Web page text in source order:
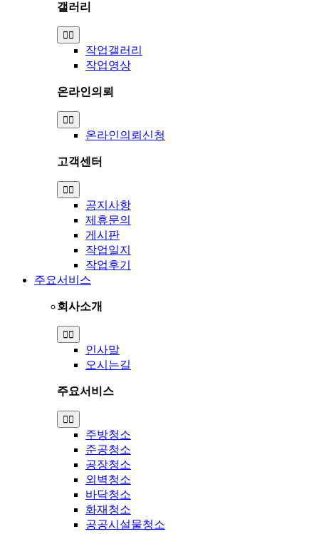
갤러리
Toggle
Navigation
작업갤러리
작업영상
온라인의뢰
Toggle
Navigation
온라인의뢰신청
고객센터
Toggle
Navigation
공지사항
제휴문의
게시판
작업일지
작업후기
주요서비스
회사소개
Toggle
Navigation
인사말
오시는길
주요서비스
Toggle
Navigation
주방청소
준공청소
공장청소
외벽청소
바닥청소
화재청소
공공시설물청소